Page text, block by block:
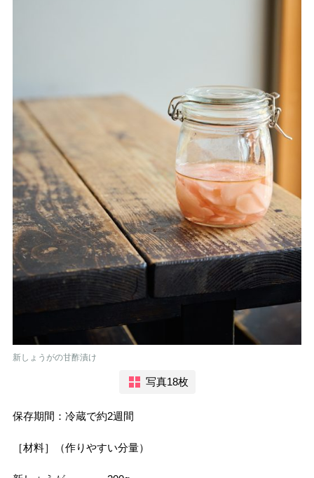
新しょうがの甘酢漬け
写真18枚
保存期間：冷蔵で約2週間
［材料］（作りやすい分量）